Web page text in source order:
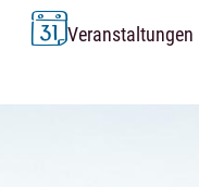
Veranstaltungen